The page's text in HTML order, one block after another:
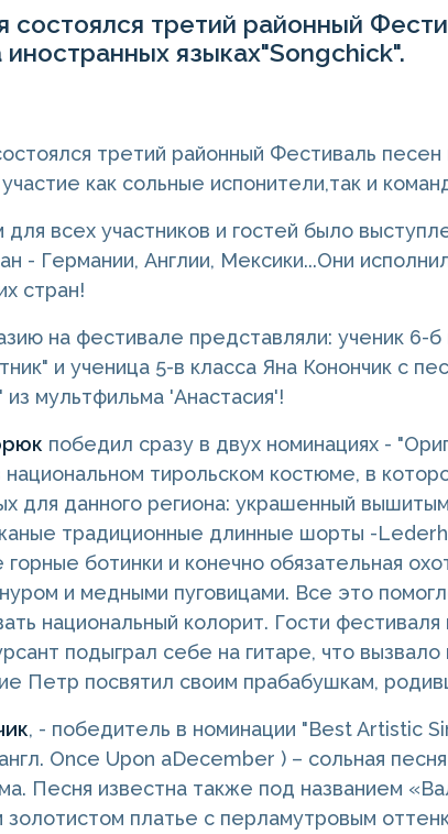
состоялся третий районный
иностранных языках"Songchick".
третий районный Фестиваль
как сольные испонители,так и
всех участников и гостей было
- Германии, Англии, Мексики...Они
стран!
на фестивале представляли: ученик 6-
и ученица 5-в класса Яна Конончик с
мультфильма 'Анастасия'!
победил сразу в двух номинациях -
национальном тирольском костюме, в
для данного региона: украшенный
традиционные длинные шорты -
горные ботинки и конечно обязательная
и медными пуговицами. Все это
национальный колорит. Гости
подыграл себе на гитаре, что
Петр посвятил своим прабабушкам,
, - победитель в номинации "Best Artistic
Once Upon aDecember ) – сольная
Песня известна также под названием
золотистом платье с перламутровым